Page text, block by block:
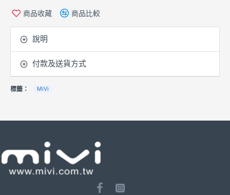
商品收藏 商品比較
說明
付款及送貨方式
標籤： MiVi